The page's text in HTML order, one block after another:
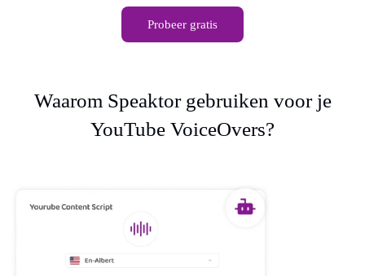
Probeer gratis
Waarom Speaktor gebruiken voor je
YouTube VoiceOvers?